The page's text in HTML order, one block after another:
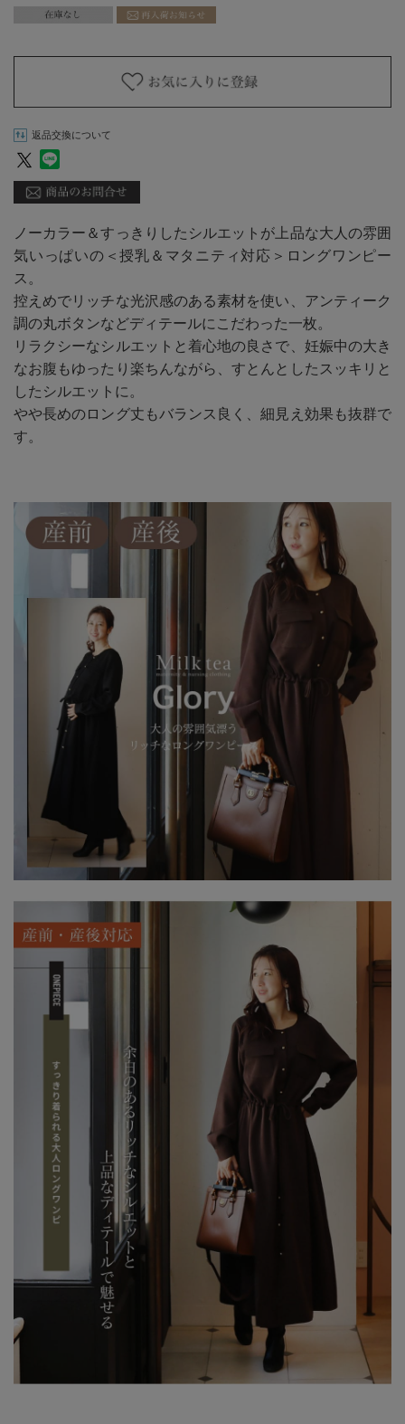
返品交換について
ノーカラー＆すっきりしたシルエットが上品な大人の雰囲
気いっぱいの＜授乳＆マタニティ対応＞ロングワンピー
ス。
控えめでリッチな光沢感のある素材を使い、アンティーク
調の丸ボタンなどディテールにこだわった一枚。
リラクシーなシルエットと着心地の良さで、妊娠中の大き
なお腹もゆったり楽ちんながら、すとんとしたスッキリと
したシルエットに。
やや長めのロング丈もバランス良く、細見え効果も抜群で
す。